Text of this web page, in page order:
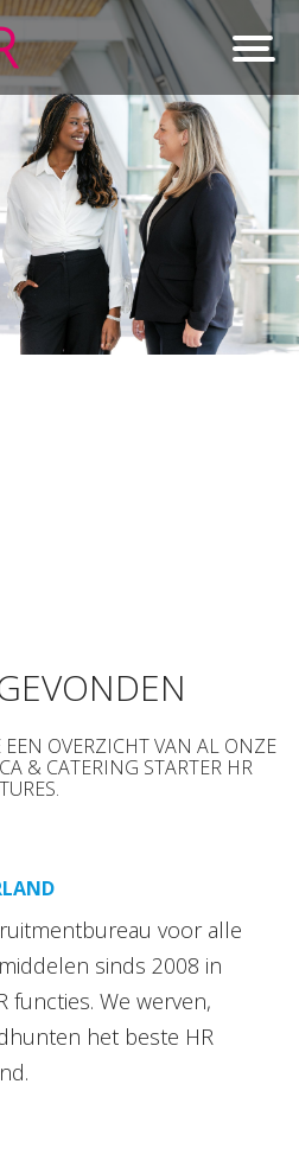
OVERZICHT VAN AL ONZE
& CATERING STARTER HR
voor alle
sinds 2008 in
functies. We werven,
het beste HR